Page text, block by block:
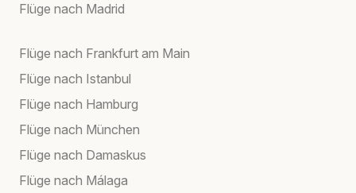
Flüge nach Madrid
Flüge nach Frankfurt am Main
Flüge nach Istanbul
Flüge nach Hamburg
Flüge nach München
Flüge nach Damaskus
Flüge nach Málaga